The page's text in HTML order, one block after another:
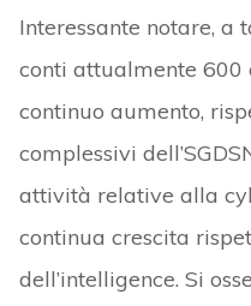
Interessante notare, a
conti attualmente 600
continuo aumento,
complessivi
attività relative alla
continua crescita
dell’intelligence. Si